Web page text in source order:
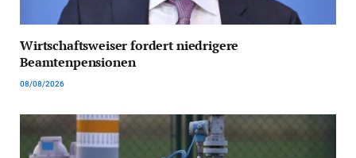
Wirtschaftsweiser fordert niedrigere
Beamtenpensionen
08/08/2026